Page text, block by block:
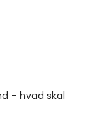
- hvad skal